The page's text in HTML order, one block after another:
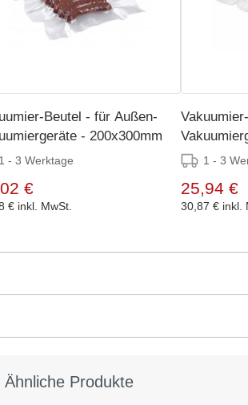
Beutel - für Außen-
- 200x300mm
1 - 3 Werktage
€
€ inkl. MwSt.
1 - 3
25,94 €
30,87 € inkl.
Ähnliche Produkte